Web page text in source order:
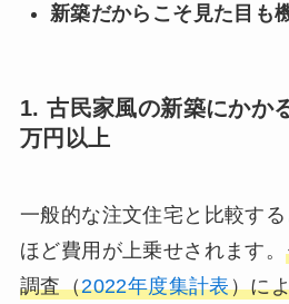
新築だからこそ見た目も
1. 古民家風の新築にかか
万円以上
一般的な注文住宅と比較す
ほど費用が上乗せされます。
調査（2022年度集計表）に